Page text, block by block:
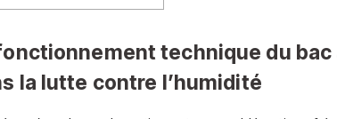
technique du
la lutte contre l’humidité